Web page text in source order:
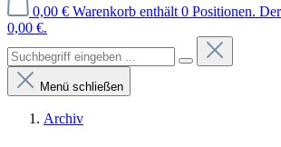
0,00 € Warenkorb enthält 0 Positionen.
0,00 €.
Menü schließen
Archiv